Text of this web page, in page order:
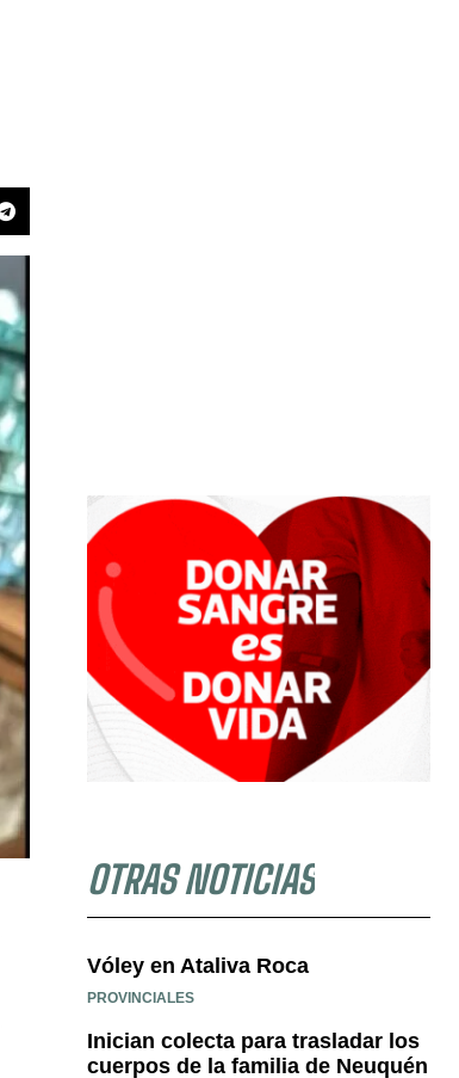
OTRAS NOTICIAS
Vóley en Ataliva Roca
PROVINCIALES
Inician colecta para trasladar los
cuerpos de la familia de Neuquén